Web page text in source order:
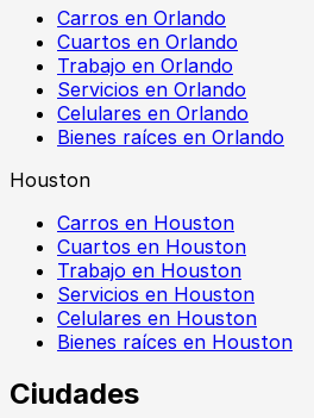
Carros en Orlando
Cuartos en Orlando
Trabajo en Orlando
Servicios en Orlando
Celulares en Orlando
Bienes raíces en Orlando
Houston
Carros en Houston
Cuartos en Houston
Trabajo en Houston
Servicios en Houston
Celulares en Houston
Bienes raíces en Houston
Ciudades